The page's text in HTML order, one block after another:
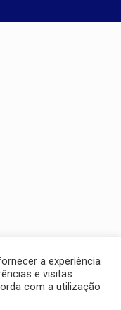
a experiência
e visitas
com a utilização